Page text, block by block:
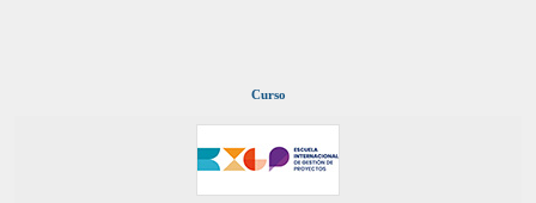
Curso